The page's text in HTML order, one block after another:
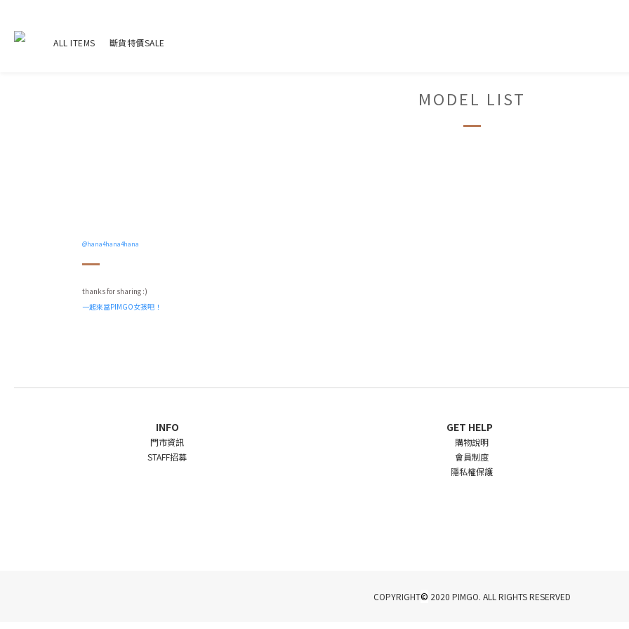
ALL ITEMS 斷貨特價SALE
MODEL LIST
@hana4hana4hana
thanks for sharing :)
一起來當PIMGO女孩吧！
INFO
門市資訊
STAFF招募
GET HELP
購物說明
會員制度
隱私權保護
COPYRIGHT© 2020 PIMGO. ALL RIGHTS RESERVED